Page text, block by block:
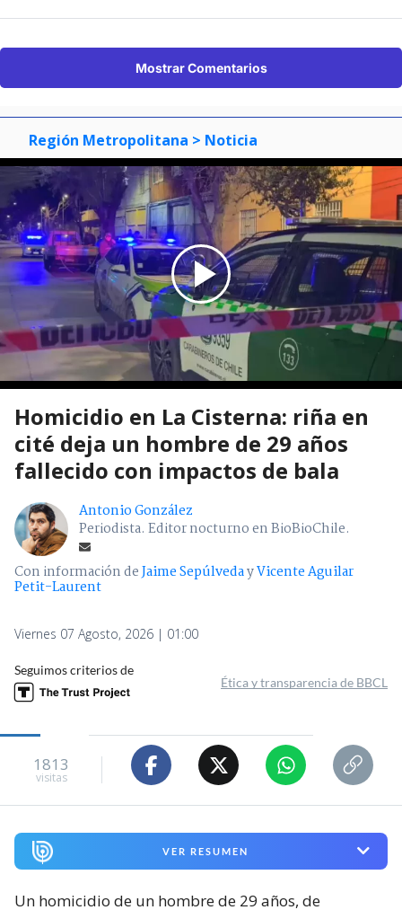
Mostrar Comentarios
Región Metropolitana > Noticia
Homicidio en La Cisterna: riña en
cité deja un hombre de 29 años
fallecido con impactos de bala
Antonio González
Periodista. Editor nocturno en BioBioChile.
Con información deJaime SepúlvedayVicente Aguilar
Petit-Laurent
Viernes 07 Agosto, 2026 | 01:00
Seguimos criterios de
Ética y transparencia de BBCL
1813
visitas
VER RESUMEN
Un homicidio de un hombre de 29 años, de